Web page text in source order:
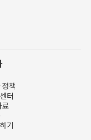
정책
터
료
기